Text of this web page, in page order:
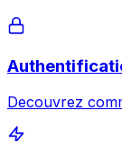
Decouvrez